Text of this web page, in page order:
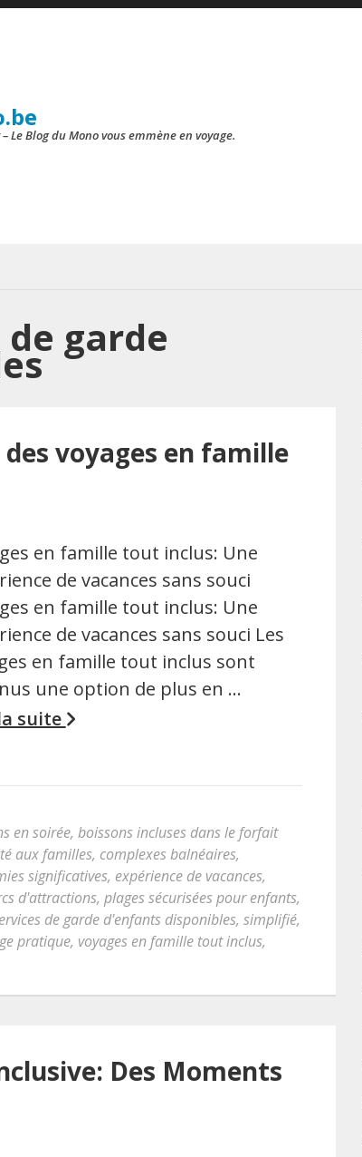
Le Blog du Mono vous emmène en voyage.
garde
voyages en famille
en famille tout inclus: Une
de vacances sans souci
en famille tout inclus: Une
de vacances sans souci Les
en famille tout inclus sont
une option de plus en …
suite
en soirée, boissons incluses dans le forfait
aux familles, complexes balnéaires,
significatives, expérience de vacances,
d'attractions, plages sécurisées pour enfants,
de garde d'enfants disponibles, simplifié,
pratique, voyages en famille tout inclus,
Des Moments